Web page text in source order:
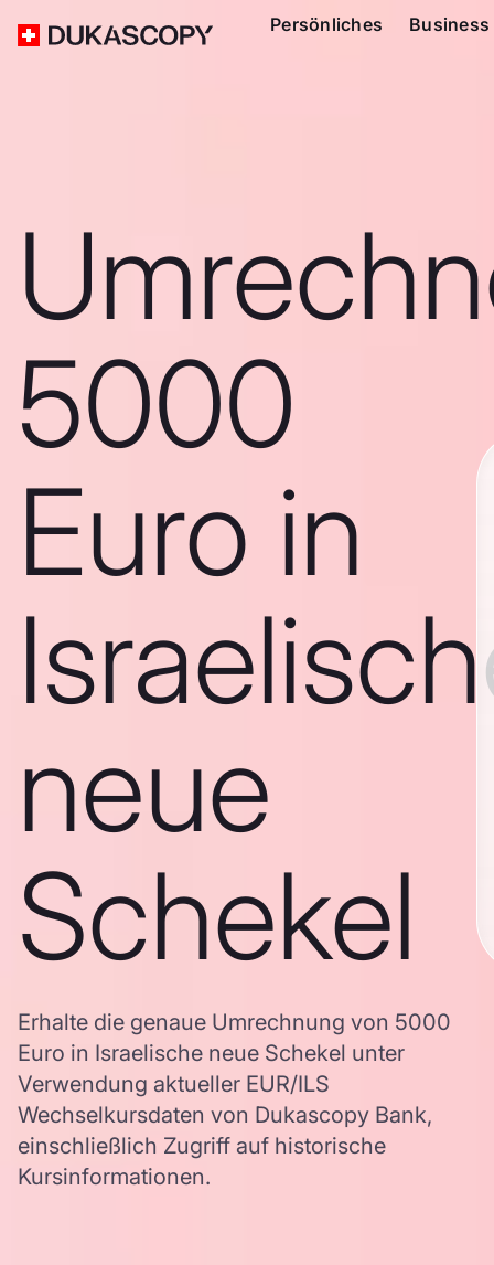
Persönliches Business
5000
Euro in
neue
Schekel
Erhalte die genaue Umrechnung von 5000
Euro in Israelische neue Schekel unter
Verwendung aktueller EUR/ILS
Wechselkursdaten von Dukascopy Bank,
einschließlich Zugriff auf historische
Kursinformationen.